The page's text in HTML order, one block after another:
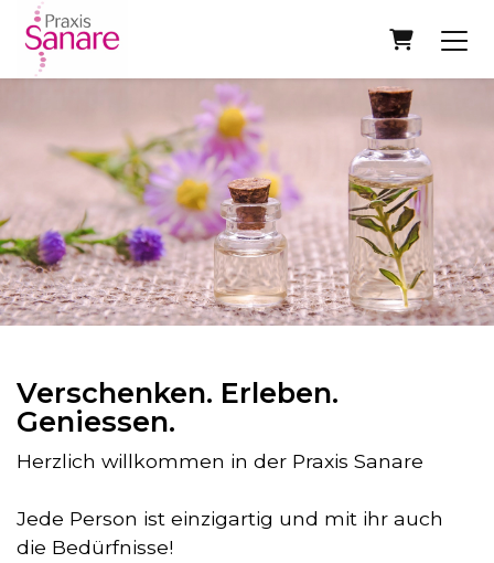
Verschenken. Erleben.
Geniessen.
Herzlich willkommen in der Praxis Sanare
Jede Person ist einzigartig und mit ihr auch
die Bedürfnisse!